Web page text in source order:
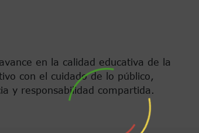
en la calidad educativa de la
con el cuidado de lo público,
y responsabilidad compartida.